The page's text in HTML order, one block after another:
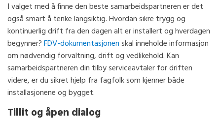
I valget med å finne den beste samarbeidspartneren er det
også smart å tenke langsiktig. Hvordan sikre trygg og
kontinuerlig drift fra den dagen alt er installert og hverdagen
begynner?FDV-dokumentasjonenskal inneholde informasjon
om nødvendig forvaltning, drift og vedlikehold. Kan
samarbeidspartneren din tilby serviceavtaler for driften
videre, er du sikret hjelp fra fagfolk som kjenner både
installasjonene og bygget.
Tillit og åpen dialog